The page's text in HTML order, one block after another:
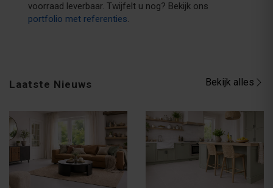
voorraad leverbaar. Twijfelt u nog? Bekijk ons
portfolio met referenties.
Laatste Nieuws Bekijk alles